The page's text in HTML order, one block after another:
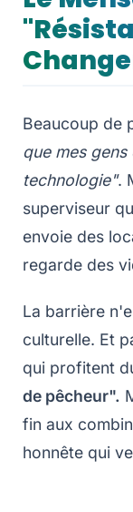
Beaucoup de
que mes
technologie".
superviseur
envoie des
regarde des
La barrière
culturelle. Et
qui profitent
de pêcheur".
fin aux
honnête qui